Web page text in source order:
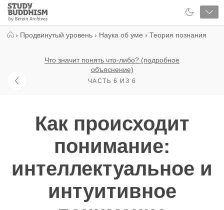
Close
Study
Buddhism
› Продвинутый уровень › Наука об уме › Теория познания
Что значит понять что-либо? (подробное
объяснение)
ЧАСТЬ 6 ИЗ 6
Как происходит
понимание:
интеллектуальное и
интуитивное